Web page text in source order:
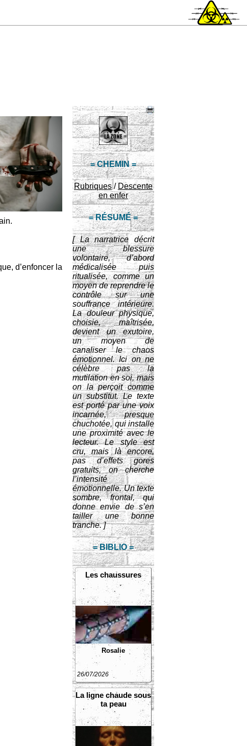
= CHEMIN =
Rubriques/ Descente
en enfer
= RÉSUMÉ =
[ La narratrice décrit
une blessure
volontaire, d’abord
médicalisée puis
ritualisée, comme un
moyen de reprendre le
contrôle sur une
souffrance intérieure.
La douleur physique,
choisie, maîtrisée,
devient un exutoire,
un moyen de
canaliser le chaos
émotionnel. Ici on ne
célèbre pas la
mutilation en soi, mais
on la perçoit comme
un substitut. Le texte
est porté par une voix
incarnée, presque
chuchotée, qui installe
une proximité avec le
lecteur. Le style est
cru, mais là encore,
pas d’effets gores
gratuits, on cherche
l’intensité
émotionnelle. Un texte
sombre, frontal, qui
donne envie de s’en
tailler une bonne
tranche. ]
= BIBLIO =
Les chaussures
Rosalie
26/07/2026
La ligne chaude sous
ta peau
d’enfoncer la